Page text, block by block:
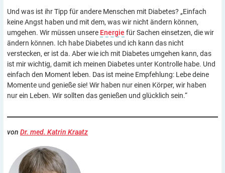
Und was ist ihr Tipp für andere Menschen mit Diabetes? „Einfach
keine Angst haben und mit dem, was wir nicht ändern können,
umgehen. Wir müssen unsere Energie für Sachen einsetzen, die wir
ändern können. Ich habe Diabetes und ich kann das nicht
verstecken, er ist da. Aber wie ich mit Diabetes umgehen kann, das
ist mir wichtig, damit ich meinen Diabetes unter Kontrolle habe. Und
einfach den Moment leben. Das ist meine Empfehlung: Lebe deine
Momente und genieße sie! Wir haben nur einen Körper, wir haben
nur ein Leben. Wir sollten das genießen und glücklich sein.“
von Dr. med. Katrin Kraatz